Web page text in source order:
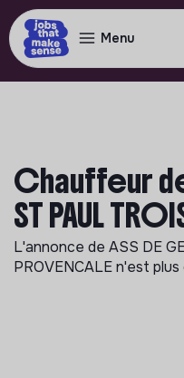
Menu
Chauffeur
ST PAUL
L'annonce de ASS DE
PROVENCALEn'est plus